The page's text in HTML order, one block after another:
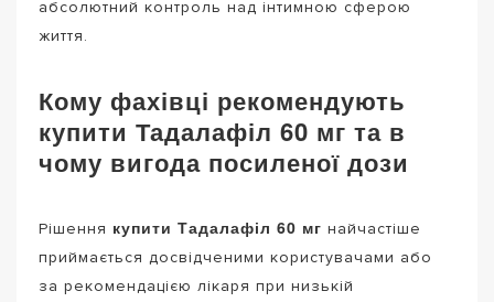
абсолютний контроль над інтимною сферою
життя.
Кому фахівці рекомендують
купити Тадалафіл 60 мг та в
чому вигода посиленої дози
Рішення купити Тадалафіл 60 мг найчастіше
приймається досвідченими користувачами або
за рекомендацією лікаря при низькій